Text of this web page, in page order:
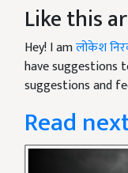
Like this
Hey! I amलोकेश
have suggestions
suggestions and
Read